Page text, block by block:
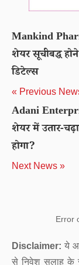
Mankind
शेयर सूचीबद्ध
डिटेल्स
« Previous
Adani
शेयर में उतार-
होगा?
Next News »
Error
Disclaimer: ये
से निवेश सलाह के